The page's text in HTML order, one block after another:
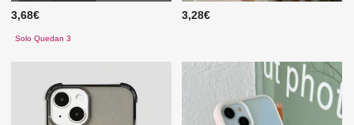
3,68€
Solo Quedan 3
3,28€